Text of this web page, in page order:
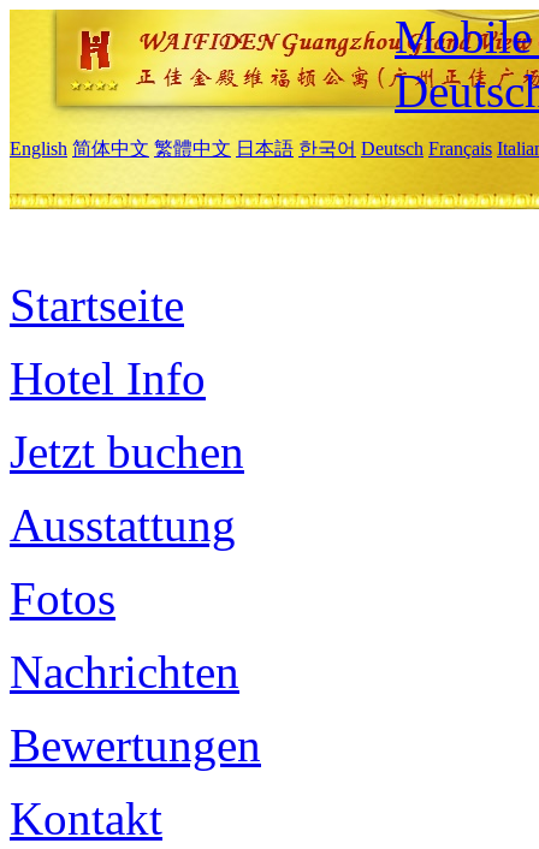
Mobile
English 简体中文 繁體中文 日本語 한국어 Deutsch Français
Startseite
Hotel Info
Jetzt buchen
Ausstattung
Fotos
Nachrichten
Bewertungen
Kontakt